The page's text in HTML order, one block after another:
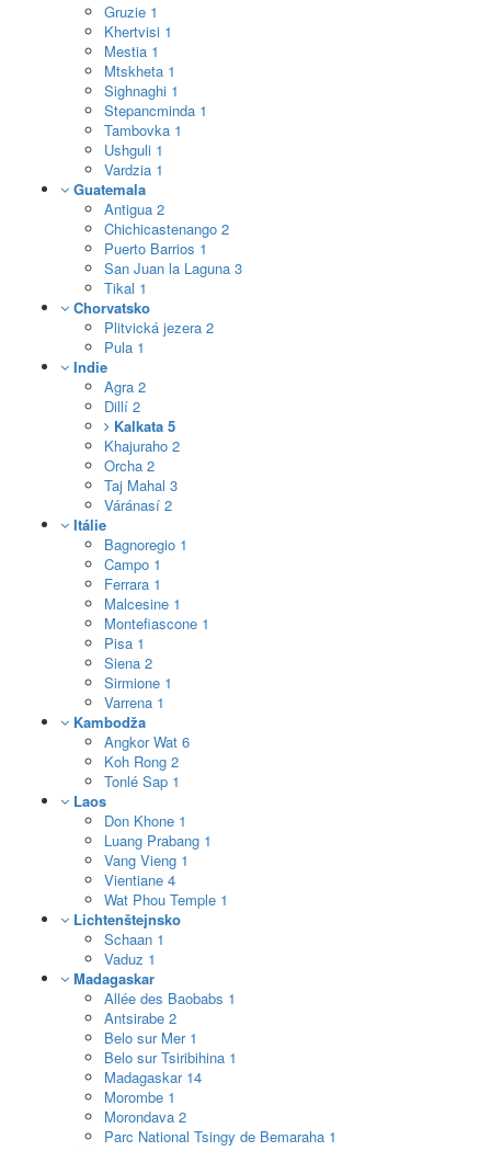
Gruzie 1
Khertvisi 1
Mestia 1
Mtskheta 1
Sighnaghi 1
Stepancminda 1
Tambovka 1
Ushguli 1
Vardzia 1
Guatemala
Antigua 2
Chichicastenango 2
Puerto Barrios 1
San Juan la Laguna 3
Tikal 1
Chorvatsko
Plitvická jezera 2
Pula 1
Indie
Agra 2
Dillí 2
Kalkata 5
Khajuraho 2
Orcha 2
Taj Mahal 3
Váránasí 2
Itálie
Bagnoregio 1
Campo 1
Ferrara 1
Malcesine 1
Montefiascone 1
Pisa 1
Siena 2
Sirmione 1
Varrena 1
Kambodža
Angkor Wat 6
Koh Rong 2
Tonlé Sap 1
Laos
Don Khone 1
Luang Prabang 1
Vang Vieng 1
Vientiane 4
Wat Phou Temple 1
Lichtenštejnsko
Schaan 1
Vaduz 1
Madagaskar
Allée des Baobabs 1
Antsirabe 2
Belo sur Mer 1
Belo sur Tsiribihina 1
Madagaskar 14
Morombe 1
Morondava 2
Parc National Tsingy de Bemaraha 1